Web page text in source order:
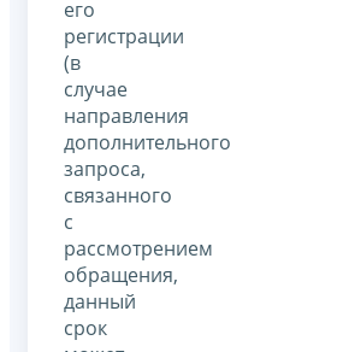
его
регистрации
(в
случае
направления
дополнительного
запроса,
связанного
с
рассмотрением
обращения,
данный
срок